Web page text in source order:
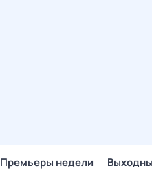
Премьеры недели